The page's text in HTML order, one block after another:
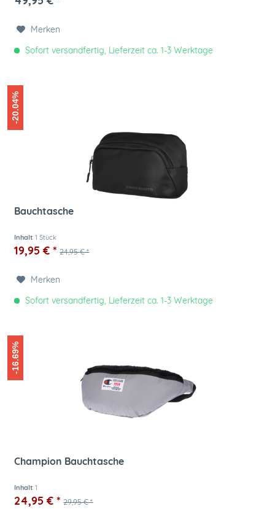
Merken
Sofort versandfertig, Lieferzeit ca. 1-3 Werktage
-20.04%
Bauchtasche
Inhalt1 Stück
19,95 € * 24,95 € *
Merken
Sofort versandfertig, Lieferzeit ca. 1-3 Werktage
-16.69%
Champion Bauchtasche
Inhalt1
24,95 € * 29,95 € *